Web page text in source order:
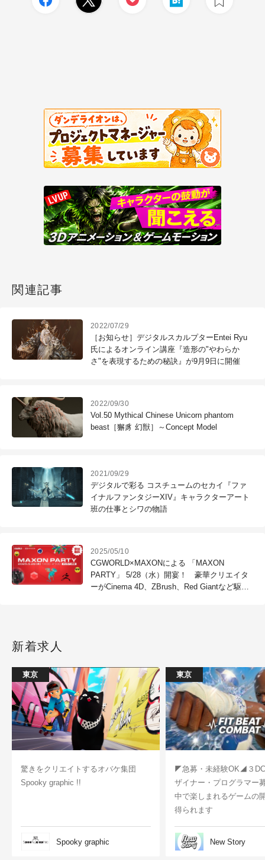
関連記事
2022/07/29
［お知らせ］デジタルスカルプターEntei Ryu
氏によるオンライン講座『造形の"やわらか
さ"を表現するための秘訣』が9月9日に開催
2022/09/30
Vol.50 Mythical Chinese Unicorn phantom
beast［獬豸 幻獣］～Concept Model
2021/09/29
デジタルで彩る コスチュームのセカイ『ファ
イナルファンタジーXIV』キャラクターアート
班の仕事とシワの物語
2025/05/10
CGWORLD×MAXONによる 「MAXON
PARTY」 5/28（水）開宴！ 豪華クリエイタ
ーがCinema 4D、ZBrush、Red Giantなど駆使
新着求人
東京
驚きをクリエイトするオバケ集団
Spooky graphic !!
Spooky graphic
東京
◤急募・未経験OK◢３
ザイナー・プログラマー
中で楽しまれるゲームの
得られます
New Story